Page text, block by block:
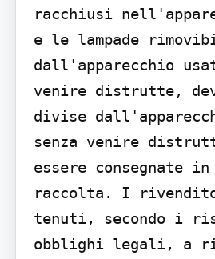
racchiusi
e le lampade
dall'apparecchio
venire distrutte,
divise
senza venire
essere consegnate
raccolta. I
tenuti, secondo i
obblighi legali, a